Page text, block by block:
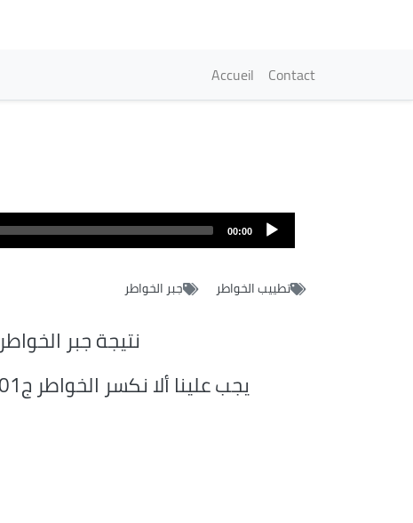
Navigation
Accueil Contact
00:00
تطييب الخواطر جبر الخواطر
نتيجة جبر الخواطر
يجب علينا ألا نكسر الخواطر ج01